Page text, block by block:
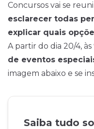
Concursos vai se
esclarecer todas
explicar quais
A partir do dia 20/4,
de eventos
imagem abaixo e se
Saiba tudo